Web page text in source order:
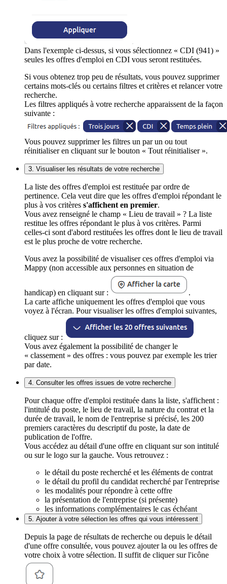
Dans l'exemple ci-dessus, si vous sélectionnez « CDI (941) »
seules les offres d'emploi en CDI vous seront restituées.
Si vous obtenez trop peu de résultats, vous pouvez supprimer
certains mots-clés ou certains filtres et critères et relancer votre
recherche.
Les filtres appliqués à votre recherche apparaissent de la façon
suivante :
Vous pouvez supprimer les filtres un par un ou tout
réinitialiser en cliquant sur le bouton « Tout réinitialiser ».
3. Visualiser les résultats de votre recherche
La liste des offres d'emploi est restituée par ordre de
pertinence. Cela veut dire que les offres d'emploi répondant le
plus à vos critères s'affichent en premier.
Vous avez renseigné le champ « Lieu de travail » ? La liste
restitue les offres répondant le plus à vos critères. Parmi
celles-ci sont d'abord restituées les offres dont le lieu de travail
est le plus proche de votre recherche.
Vous avez la possibilité de visualiser ces offres d'emploi via
Mappy (non accessible aux personnes en situation de
handicap) en cliquant sur :
.
La carte affiche uniquement les offres d'emploi que vous
voyez à l'écran. Pour visualiser les offres d'emploi suivantes,
cliquez sur :
Vous avez également la possibilité de changer le
« classement » des offres : vous pouvez par exemple les trier
par date.
4. Consulter les offres issues de votre recherche
Pour chaque offre d'emploi restituée dans la liste, s'affichent :
l'intitulé du poste, le lieu de travail, la nature du contrat et la
durée de travail, le nom de l'entreprise si précisé, les 200
premiers caractères du descriptif du poste, la date de
publication de l'offre.
Vous accédez au détail d'une offre en cliquant sur son intitulé
ou sur le logo sur la gauche. Vous retrouvez :
le détail du poste recherché et les éléments de contrat
le détail du profil du candidat recherché par l'entreprise
les modalités pour répondre à cette offre
la présentation de l'entreprise (si présente)
les informations complémentaires le cas échéant
5. Ajouter à votre sélection les offres qui vous intéressent
Depuis la page de résultats de recherche ou depuis le détail
d'une offre consultée, vous pouvez ajouter la ou les offres de
votre choix à votre sélection. Il suffit de cliquer sur l'icône